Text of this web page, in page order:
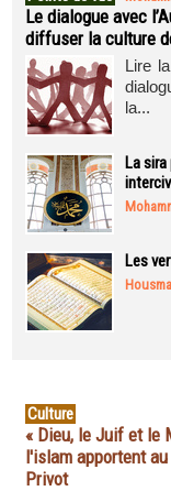
Le dialogue avec
diffuser la culture
Lire
la...
La
Les
Culture
« Dieu, le Juif et le
l'islam apportent
Privot